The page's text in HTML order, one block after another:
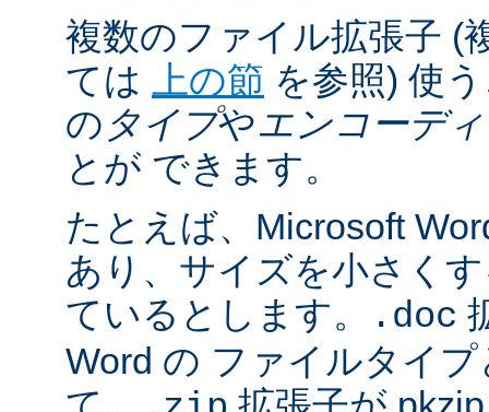
複数のファイル拡張子 (
ては
上の節 を参照) 使
の タイプやエンコーデ
とが できます。
たとえば、Microsoft
あり、サイズを小さく
ているとします。
.doc
Word の ファイルタイ